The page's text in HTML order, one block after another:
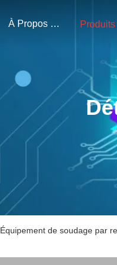
À Propos Nous. Produits
Équipement de soudage par